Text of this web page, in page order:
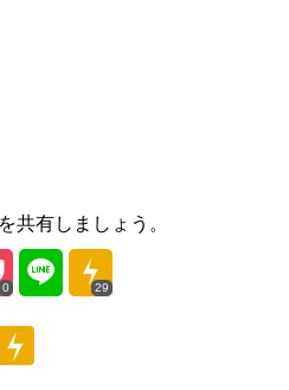
共有しましょう。
0 29